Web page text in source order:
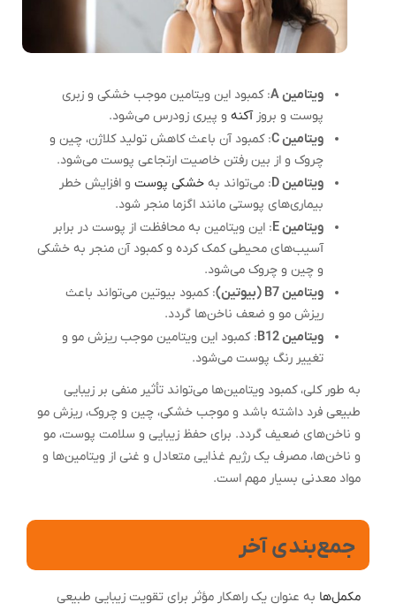
ویتامین A
: کمبود این ویتامین موجب خشکی و زبری
پوست و بروزآکنه و پیری زودرس می‌شود.
ویتامین C
: کمبود آن باعث کاهش تولید کلاژن، چین و
چروک و از بین رفتن خاصیت ارتجاعی پوست می‌شود.
ویتامین D
: می‌تواند به خشکی پوست و افزایش خطر
بیماری‌های پوستی مانند اگزما منجر شود.
ویتامین E
: این ویتامین به محافظت از پوست در برابر
آسیب‌های محیطی کمک کرده و کمبود آن منجر به خشکی
و چین و چروک می‌شود.
ویتامین B7 (بیوتین)
: کمبود بیوتین می‌تواند باعث
ریزش مو و ضعف ناخن‌ها گردد.
ویتامین B12
: کمبود این ویتامین موجب ریزش مو و
تغییر رنگ پوست می‌شود.
به طور کلی، کمبود ویتامین‌ها می‌تواند تأثیر منفی بر زیبایی
طبیعی فرد داشته باشد و موجب خشکی، چین و چروک، ریزش مو
و ناخن‌های ضعیف گردد. برای حفظ زیبایی و سلامت پوست، مو
و ناخن‌ها، مصرف یک رژیم غذایی متعادل و غنی از ویتامین‌ها و
مواد معدنی بسیار مهم است.
جمع‌بندی آخر
مکمل‌ها به عنوان یک راهکار مؤثر برای تقویت زیبایی طبیعی